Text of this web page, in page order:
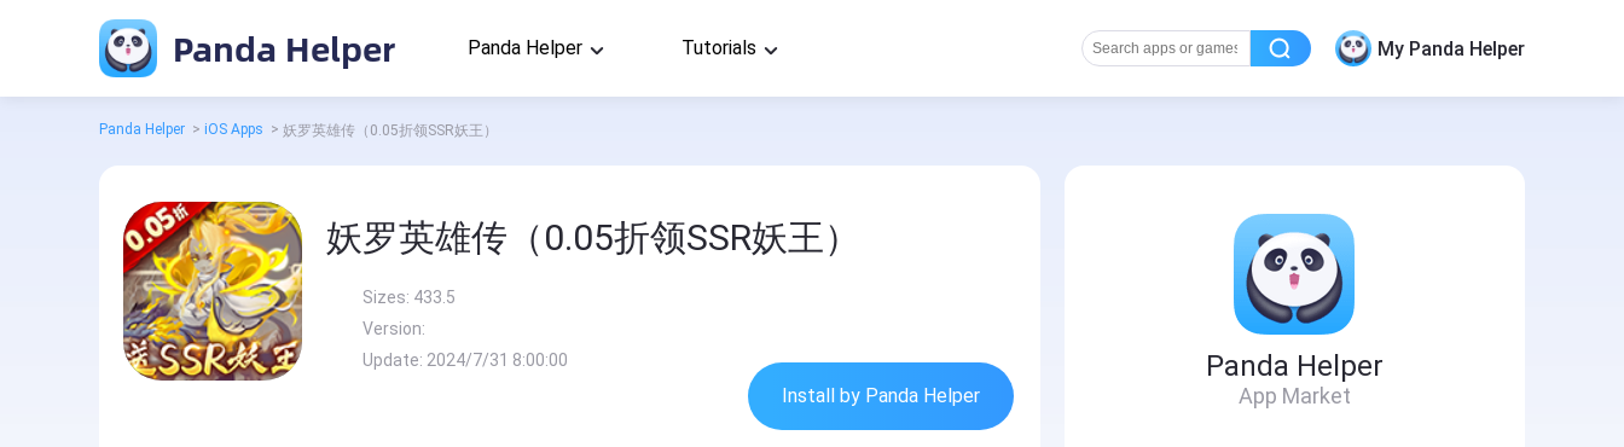
Panda Helper Panda Helper Tutorials My Panda Helper
Panda Helper > iOS Apps > 妖罗英雄传（0.05折领SSR妖王）
妖罗英雄传（0.05折领SSR妖王）
Sizes: 433.5
Version:
Update: 2024/7/31 8:00:00
Install by Panda Helper
Panda Helper
App Market